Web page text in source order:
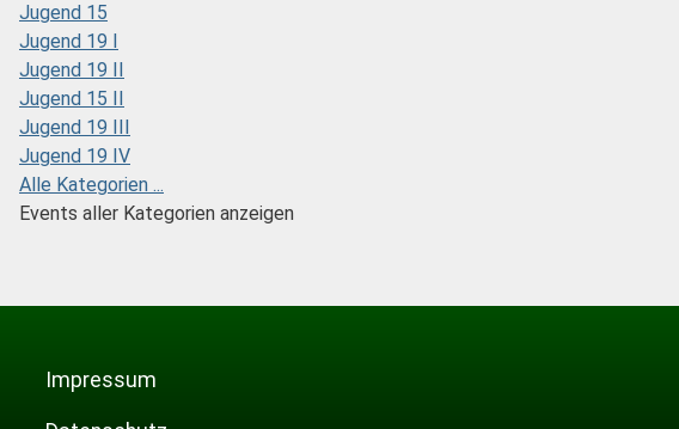
Jugend 15
Jugend 19 I
Jugend 19 II
Jugend 15 II
Jugend 19 III
Jugend 19 IV
Alle Kategorien ...
Events aller Kategorien anzeigen
Impressum